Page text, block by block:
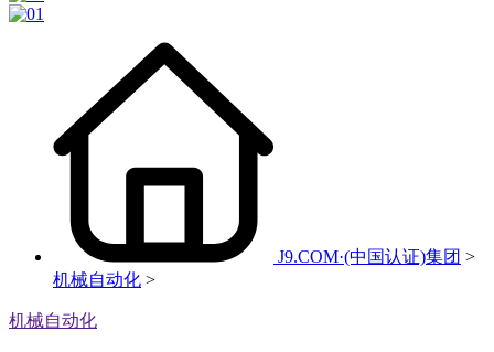
J9.COM·(中国认证)集团 >
机械自动化 >
机械自动化